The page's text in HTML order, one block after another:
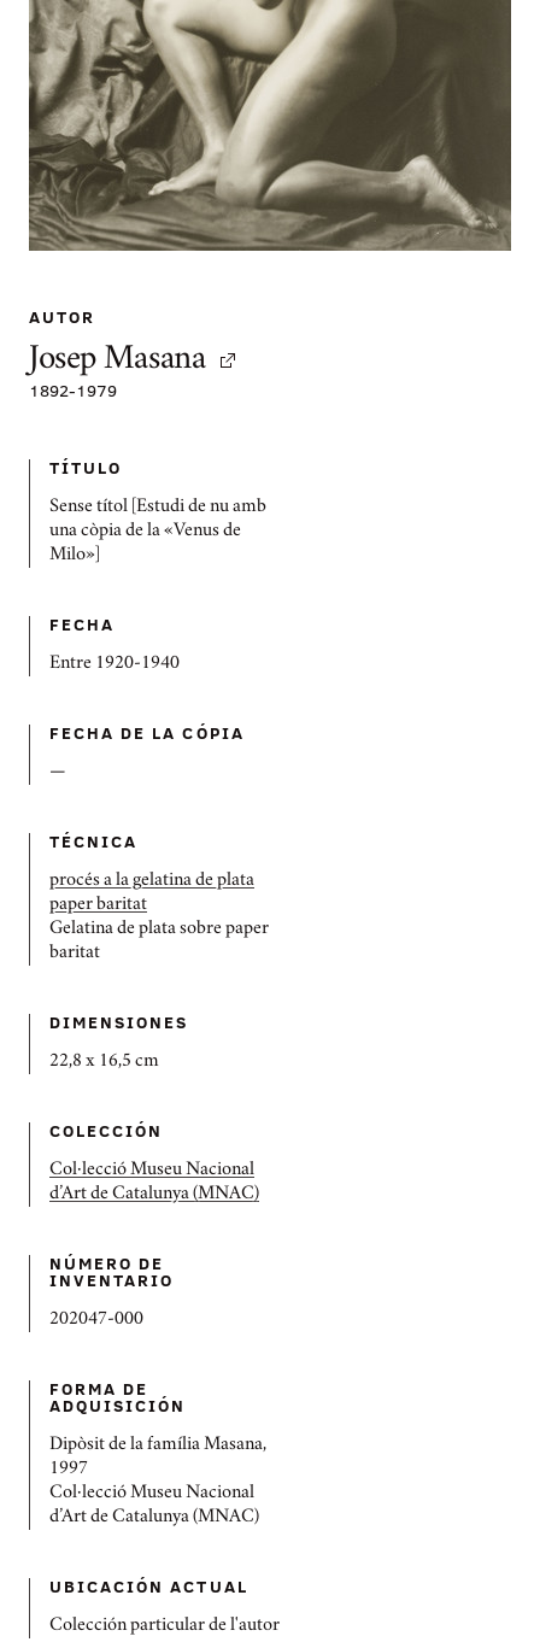
AUTOR
Josep Masana
1892-1979
TÍTULO
Sense títol [Estudi de nu amb
una còpia de la «Venus de
Milo»]
FECHA
Entre 1920-1940
FECHA DE LA CÓPIA
—
TÉCNICA
procés a la gelatina de plata
paper baritat
Gelatina de plata sobre paper
baritat
DIMENSIONES
22,8 x 16,5 cm
COLECCIÓN
Col·lecció Museu Nacional
d’Art de Catalunya (MNAC)
NÚMERO DE
INVENTARIO
202047-000
FORMA DE
ADQUISICIÓN
Dipòsit de la família Masana,
1997
Col·lecció Museu Nacional
d’Art de Catalunya (MNAC)
UBICACIÓN ACTUAL
Colección particular de l'autor